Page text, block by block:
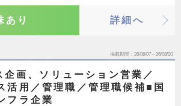
あり 詳細へ
掲載期間 26/08/07～26/08/20
企画、ソリューション営業／
活用／管理職／管理職候補■国
フラ企業